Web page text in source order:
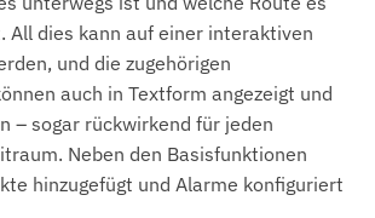
Betrieb des Geräts ist eine
zu Standort-Satellitensystemen
All dies kann auf einer interaktiven
und die zugehörigen
auch in Textform angezeigt und
– sogar rückwirkend für jeden
Neben den Basisfunktionen
hinzugefügt und Alarme konfiguriert